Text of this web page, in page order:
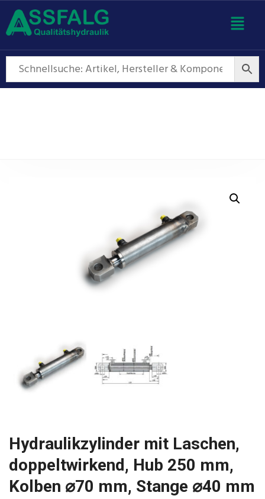
Hydraulikzylinder mit Laschen,
doppeltwirkend, Hub 250 mm,
Kolben ⌀70 mm, Stange ⌀40 mm